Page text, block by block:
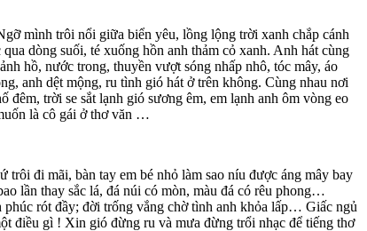
mình trôi nổi giữa biển yêu, lồng lộng trời xanh chắp cánh
dòng suối, té xuống hồn anh thảm cỏ xanh. Anh hát cùng
hồ, nước trong, thuyền vượt sóng nhấp nhô, tóc mây, áo
anh dệt mộng, ru tình gió hát ở trên không. Cùng nhau nơi
trời se sắt lạnh gió sương êm, em lạnh anh ôm vòng eo
muốn là cô gái ở thơ văn …
đi mãi, bàn tay em bé nhỏ làm sao níu được áng mây bay
lần thay sắc lá, đá núi có mòn, màu đá có rêu phong…
rót đầy; đời trống vắng chờ tình anh khỏa lấp… Giấc ngủ
điều gì ! Xin gió đừng ru và mưa đừng trổi nhạc để tiếng thơ